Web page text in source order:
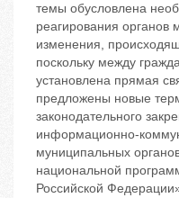
темы обусловлена
реагирования органов
изменения,
поскольку между
установлена прямая
предложены новые
законодательного
информационно-
муниципальных
национальной
Российской